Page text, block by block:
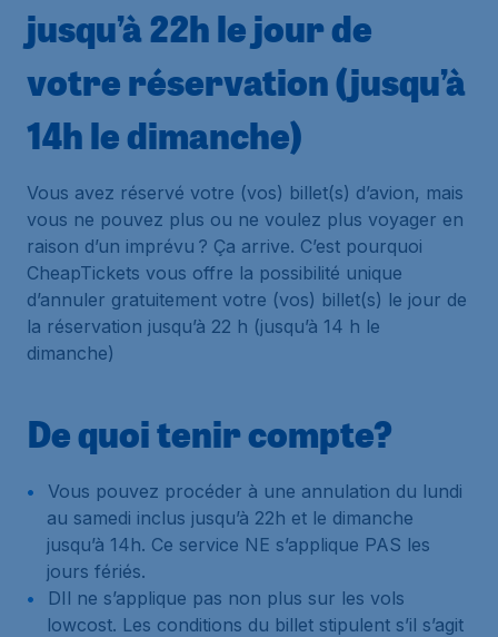
jusqu’à 22h le jour de
votre réservation (jusqu’à
14h le dimanche)
Vous avez réservé votre (vos) billet(s) d’avion, mais
vous ne pouvez plus ou ne voulez plus voyager en
raison d’un imprévu ? Ça arrive. C’est pourquoi
CheapTickets vous offre la possibilité unique
d’annuler gratuitement votre (vos) billet(s) le jour de
la réservation jusqu’à 22 h (jusqu’à 14 h le
dimanche)
De quoi tenir compte?
Vous pouvez procéder à une annulation du lundi
au samedi inclus jusqu’à 22h et le dimanche
jusqu’à 14h. Ce service NE s’applique PAS les
jours fériés.
DIl ne s’applique pas non plus sur les vols
lowcost. Les conditions du billet stipulent s’il s’agit